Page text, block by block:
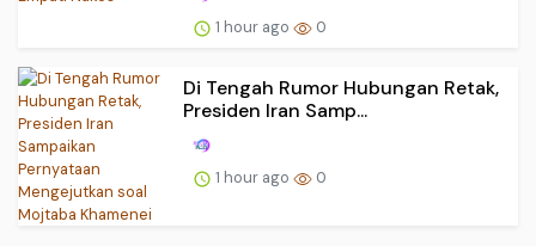
1 hour ago 0
Di Tengah Rumor Hubungan Retak,
Presiden Iran Samp...
1 hour ago 0